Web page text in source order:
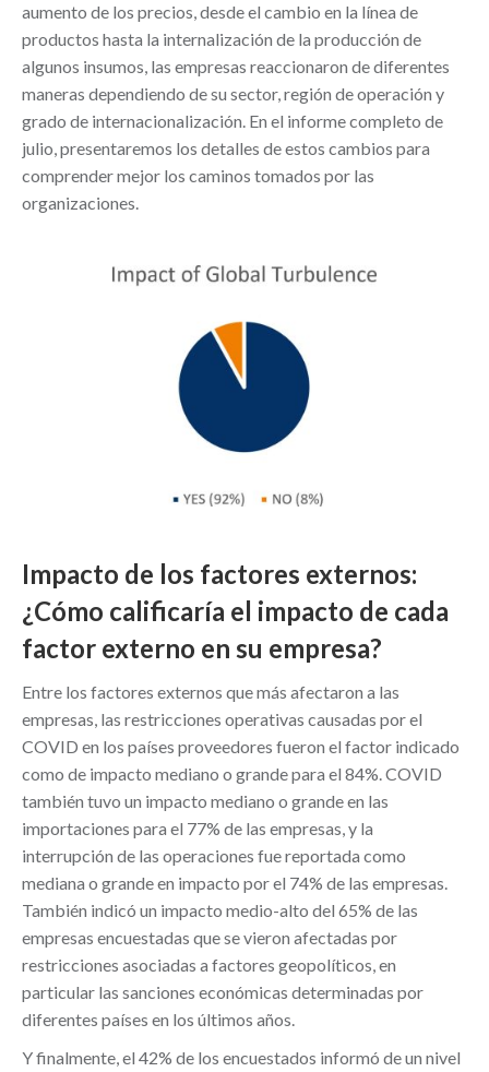
aumento de los precios, desde el cambio en la línea de
productos hasta la internalización de la producción de
algunos insumos, las empresas reaccionaron de diferentes
maneras dependiendo de su sector, región de operación y
grado de internacionalización. En el informe completo de
julio, presentaremos los detalles de estos cambios para
comprender mejor los caminos tomados por las
organizaciones.
Impacto de los factores externos:
¿Cómo calificaría el impacto de cada
factor externo en su empresa?
Entre los factores externos que más afectaron a las
empresas, las restricciones operativas causadas por el
COVID en los países proveedores fueron el factor indicado
como de impacto mediano o grande para el 84%. COVID
también tuvo un impacto mediano o grande en las
importaciones para el 77% de las empresas, y la
interrupción de las operaciones fue reportada como
mediana o grande en impacto por el 74% de las empresas.
También indicó un impacto medio-alto del 65% de las
empresas encuestadas que se vieron afectadas por
restricciones asociadas a factores geopolíticos, en
particular las sanciones económicas determinadas por
diferentes países en los últimos años.
Y finalmente, el 42% de los encuestados informó de un nivel